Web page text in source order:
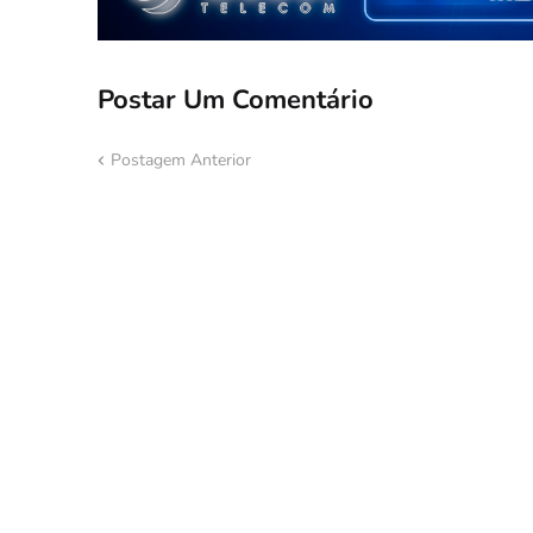
Postar Um Comentário
Postagem Anterior